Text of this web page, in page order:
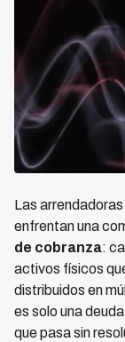
Las
enfrentan una
de cobranza:
activos físicos
distribuidos en
es solo una
que pasa sin